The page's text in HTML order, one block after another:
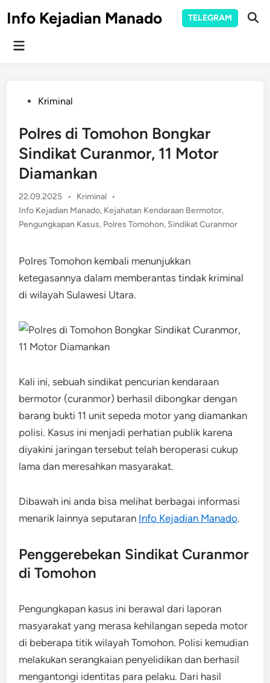
toInfo Kejadian Manado TELEGRAM
Main
PostedKriminal
Polres di Tomohon Bongkar
Sindikat Curanmor, 11 Motor
Diamankan
22.09.2025 •
Posted
in
Kriminal •
Info Kejadian Manado, Kejahatan Kendaraan Bermotor,
Pengungkapan Kasus, Polres Tomohon, Sindikat Curanmor
Polres Tomohon kembali menunjukkan
ketegasannya dalam memberantas tindak kriminal
di wilayah Sulawesi Utara.
Kali ini, sebuah sindikat pencurian kendaraan
bermotor (curanmor) berhasil dibongkar dengan
barang bukti 11 unit sepeda motor yang diamankan
polisi. Kasus ini menjadi perhatian publik karena
diyakini jaringan tersebut telah beroperasi cukup
lama dan meresahkan masyarakat.
Dibawah ini anda bisa melihat berbagai informasi
menarik lainnya seputaran Info Kejadian Manado.
Penggerebekan Sindikat Curanmor
di Tomohon
Pengungkapan kasus ini berawal dari laporan
masyarakat yang merasa kehilangan sepeda motor
di beberapa titik wilayah Tomohon. Polisi kemudian
melakukan serangkaian penyelidikan dan berhasil
mengantongi identitas para pelaku. Dari hasil